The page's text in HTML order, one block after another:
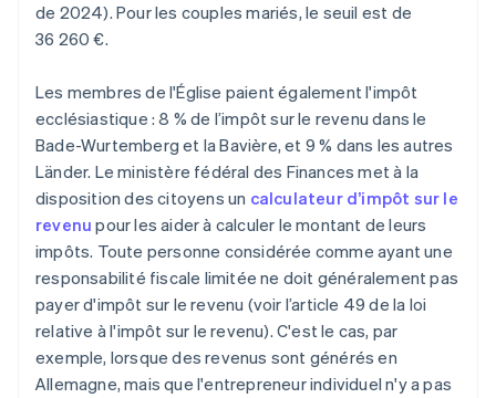
de 2024). Pour les couples mariés, le seuil est de
36 260 €.
Les membres de l'Église paient également l'impôt
ecclésiastique : 8 % de l’impôt sur le revenu dans le
Bade-Wurtemberg et la Bavière, et 9 % dans les autres
Länder. Le ministère fédéral des Finances met à la
disposition des citoyens un calculateur d’impôt sur le
revenu pour les aider à calculer le montant de leurs
impôts. Toute personne considérée comme ayant une
responsabilité fiscale limitée ne doit généralement pas
payer d'impôt sur le revenu (voir l’article 49 de la loi
relative à l'impôt sur le revenu). C'est le cas, par
exemple, lorsque des revenus sont générés en
Allemagne, mais que l'entrepreneur individuel n'y a pas